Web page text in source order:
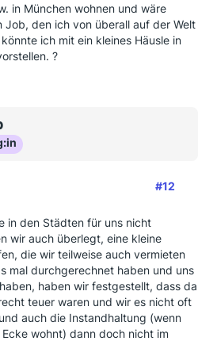
in München wohnen und wäre
Job, den ich von überall auf der Welt
ich mit ein kleines Häusle in
?
#12
in den Städten für uns nicht
wir auch überlegt, eine kleine
die wir teilweise auch vermieten
mal durchgerechnet haben und uns
haben wir festgestellt, dass da
teuer waren und wir es nicht oft
auch die Instandhaltung (wenn
wohnt) dann doch nicht im